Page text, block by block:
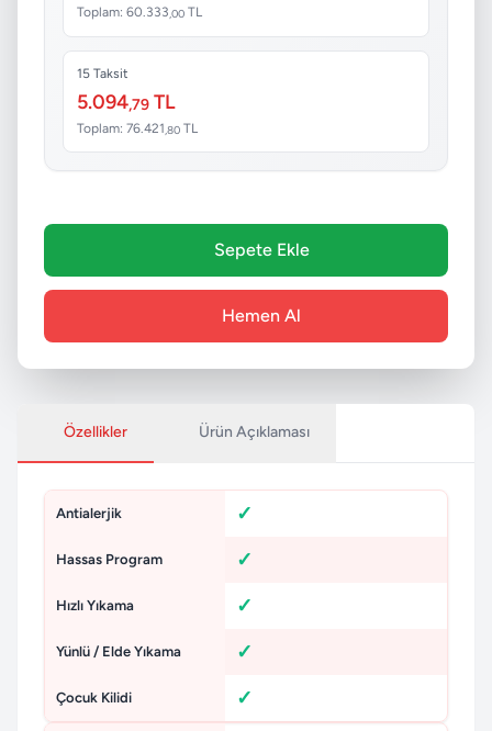
Toplam: 60.333,00 TL
15 Taksit
5.094,79 TL
Toplam: 76.421 ,80 TL
Sepete Ekle
Hemen Al
Özellikler Ürün Açıklaması
Antialerjik
Hassas Program
Hızlı Yıkama
Yünlü / Elde Yıkama
Çocuk Kilidi